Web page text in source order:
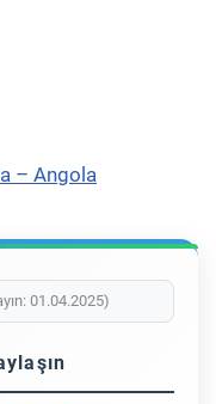
– Angola
01.04.2025)